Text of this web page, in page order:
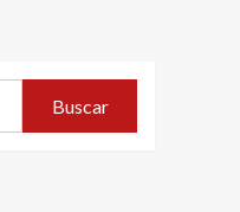
Buscar